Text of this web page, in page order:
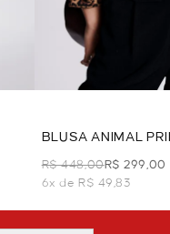
BLUSA ANIMAL
MANGA 7/8 -
R$ 448,00R$ 299,00
6x de R$ 49,83